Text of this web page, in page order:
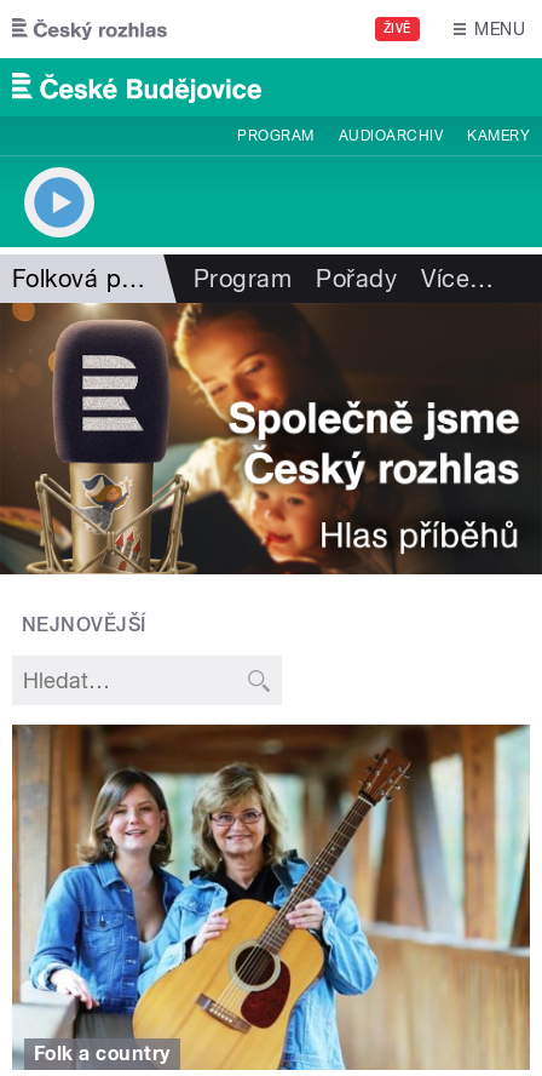
Přejít k hlavnímu obsahu
ŽIVĚ MENU
PROGRAM AUDIOARCHIV KAMERY
Folková pohlazení Program Pořady Více…
NEJNOVĚJŠÍ
Folk a country